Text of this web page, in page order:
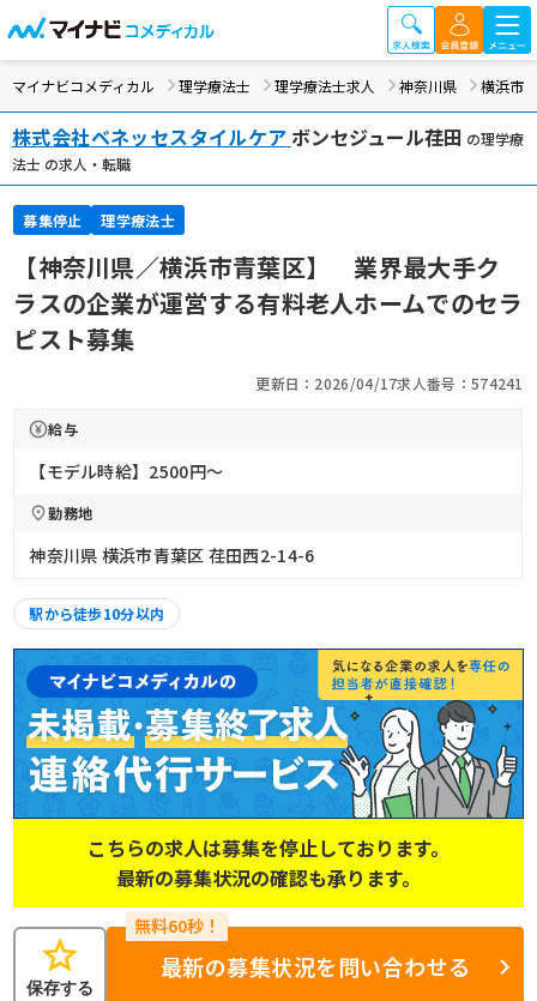
マイナビコメディカル 理学療法士 理学療法士求人 神奈川県 横浜市
株式会社ベネッセスタイルケア ボンセジュール荏田 の理学療
法士 の求人・転職
募集停止 理学療法士
【神奈川県／横浜市青葉区】 業界最大手ク
ラスの企業が運営する有料老人ホームでのセラ
ピスト募集
更新日：2026/04/17求人番号：574241
給与
【モデル時給】2500円〜
勤務地
神奈川県 横浜市青葉区 荏田西2-14-6
駅から徒歩10分以内
こちらの求人は募集を停止しております。
最新の募集状況の確認も承ります。
star
保存する
最新の募集状況を問い合わせる